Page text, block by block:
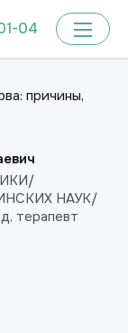
04
причины,
НАУК/
терапевт